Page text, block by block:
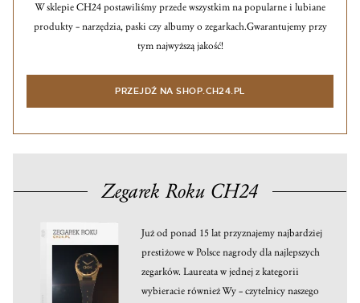
W sklepie CH24 postawiliśmy przede wszystkim na popularne i lubiane
produkty – narzędzia, paski czy albumy o zegarkach.Gwarantujemy przy
tym najwyższą jakość!
PRZEJDŹ NA SHOP.CH24.PL
Zegarek Roku CH24
Już od ponad 15 lat przyznajemy najbardziej
prestiżowe w Polsce nagrody dla najlepszych
zegarków. Laureata w jednej z kategorii
wybieracie również Wy – czytelnicy naszego